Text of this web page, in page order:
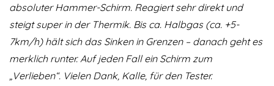
absoluter Hammer-Schirm. Reagiert sehr direkt und
steigt super in der Thermik. Bis ca. Halbgas (ca. +5-
7km/h) hält sich das Sinken in Grenzen – danach geht es
merklich runter. Auf jeden Fall ein Schirm zum
„Verlieben“. Vielen Dank, Kalle, für den Tester.